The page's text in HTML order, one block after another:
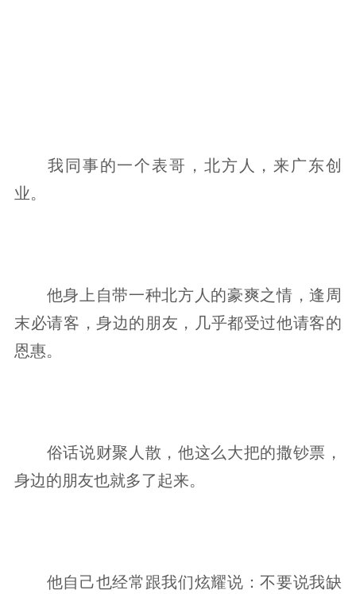
我同事的一个表哥，北方人，来广东创
业。
他身上自带一种北方人的豪爽之情，逢周
末必请客，身边的朋友，几乎都受过他请客的
恩惠。
俗话说财聚人散，他这么大把的撒钞票，
身边的朋友也就多了起来。
他自己也经常跟我们炫耀说：不要说我缺